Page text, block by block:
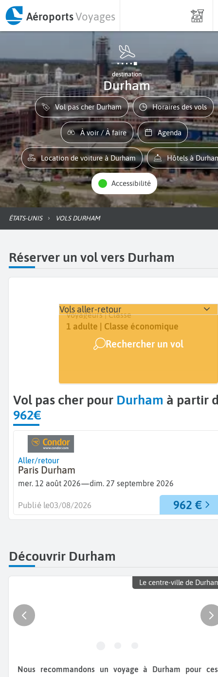
AéroportsVoyages
destination
Durham
Vol pas cher Durham Horaires des vols
À voir / À faire Agenda
Location de voiture à Durham Hôtels à
Accessibilité
ÉTATS-UNIS VOLS DURHAM
Réserver un vol vers Durham
Départ
De...
Dates
Dates de votre voyage
Voyageurs | Classe
1 adulte | Classe économique
Rechercher un vol
Vols aller-retour
Vol pas cher pour Durham à partir
962€
Aller/retour
Paris Durham
mer. 12 août 2026—dim. 27 septembre 2026
962 €
Publié le03/08/2026
Découvrir Durham
Le centre-ville de
Nous recommandons un voyage à Durham pour ces